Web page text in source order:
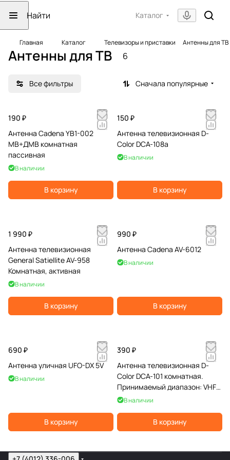
Каталог
Главная Каталог Телевизоры и приставки Антенны для ТВ
Антенны для ТВ 6
Все фильтры Сначала популярные
190 ₽
Антенна Cadena YB1-002
МВ+ДМВ комнатная
пассивная
В наличии
В корзину
150 ₽
Антенна телевизионная D-
Color DCA-108a
В наличии
В корзину
1 990 ₽
Антенна телевизионная
General Satiellite AV-958
Комнатная, активная
В наличии
В корзину
990 ₽
Антенна Cadena AV-6012
В наличии
В корзину
690 ₽
Антенна уличная UFO-DX 5V
В наличии
В корзину
390 ₽
Антенна телевизионная D-
Color DCA-101 комнатная.
Принимаемый диапазон: VHF
87,5-230 МГц, UHF 470-862
В наличии
В корзину